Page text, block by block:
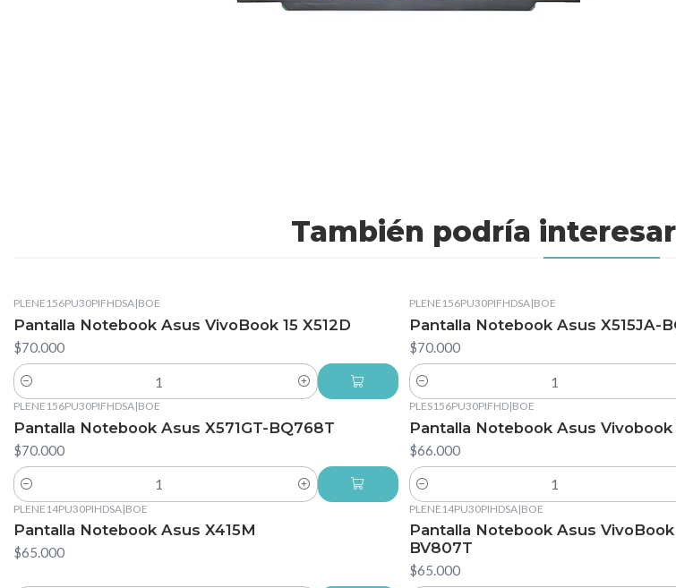
También podría
PLENE156PU30PIFHDSA|BOE
Pantalla Notebook Asus VivoBook 15 X512D
$70.000
Cantidad
PLENE156PU30PIFHDSA|BOE
Pantalla Notebook Asus X515JA-
$70.000
Cantidad
PLENE156PU30PIFHDSA|BOE
Pantalla Notebook Asus X571GT-BQ768T
$70.000
Cantidad
PLES156PU30PIFHD|BOE
Pantalla Notebook Asus Vivobook
$66.000
Cantidad
PLENE14PU30PIHDSA|BOE
Pantalla Notebook Asus X415M
$65.000
PLENE14PU30PIHDSA|BOE
Pantalla Notebook Asus VivoBook
BV807T
$65.000